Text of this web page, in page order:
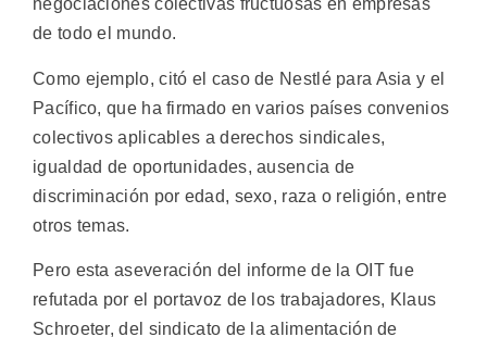
negociaciones colectivas fructuosas en empresas
de todo el mundo.
Como ejemplo, citó el caso de Nestlé para Asia y el
Pacífico, que ha firmado en varios países convenios
colectivos aplicables a derechos sindicales,
igualdad de oportunidades, ausencia de
discriminación por edad, sexo, raza o religión, entre
otros temas.
Pero esta aseveración del informe de la OIT fue
refutada por el portavoz de los trabajadores, Klaus
Schroeter, del sindicato de la alimentación de